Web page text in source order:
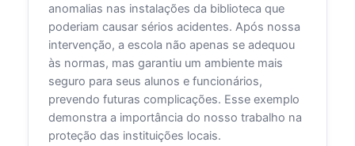
anomalias nas instalações da biblioteca que
poderiam causar sérios acidentes. Após nossa
intervenção, a escola não apenas se adequou
às normas, mas garantiu um ambiente mais
seguro para seus alunos e funcionários,
prevendo futuras complicações. Esse exemplo
demonstra a importância do nosso trabalho na
proteção das instituições locais.